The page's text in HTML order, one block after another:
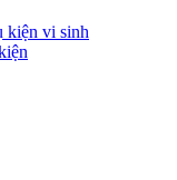
kiện vi sinh